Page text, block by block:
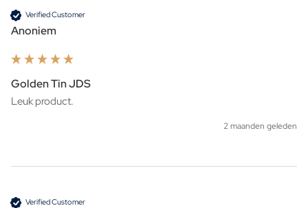
Verified Customer
Anoniem
Golden Tin JDS
Leuk product.
2 maanden geleden
Verified Customer